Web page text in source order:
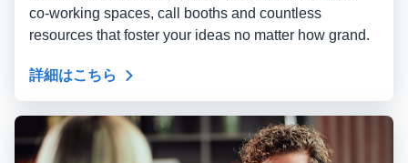
co-working spaces, call booths and countless
resources that foster your ideas no matter how grand.
詳細はこちら